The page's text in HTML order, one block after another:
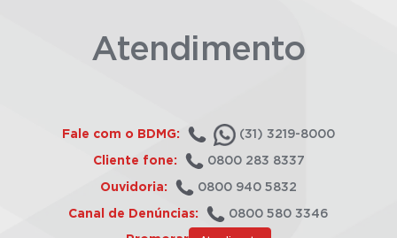
Atendimento
Fale com o BDMG: (31) 3219-8000
Cliente fone: 0800 283 8337
Ouvidoria: 0800 940 5832
Canal de Denúncias: 0800 580 3346